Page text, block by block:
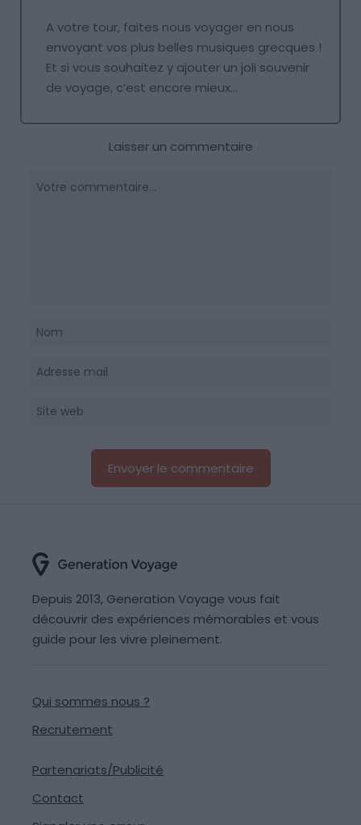
A votre tour, faites nous voyager en nous
envoyant vos plus belles musiques grecques !
Et si vous souhaitez y ajouter un joli souvenir
de voyage, c’est encore mieux…
Laisser un commentaire
Depuis 2013, Generation Voyage vous fait
découvrir des expériences mémorables et vous
guide pour les vivre pleinement.
Qui sommes nous ?
Recrutement
Partenariats/Publicité
Contact